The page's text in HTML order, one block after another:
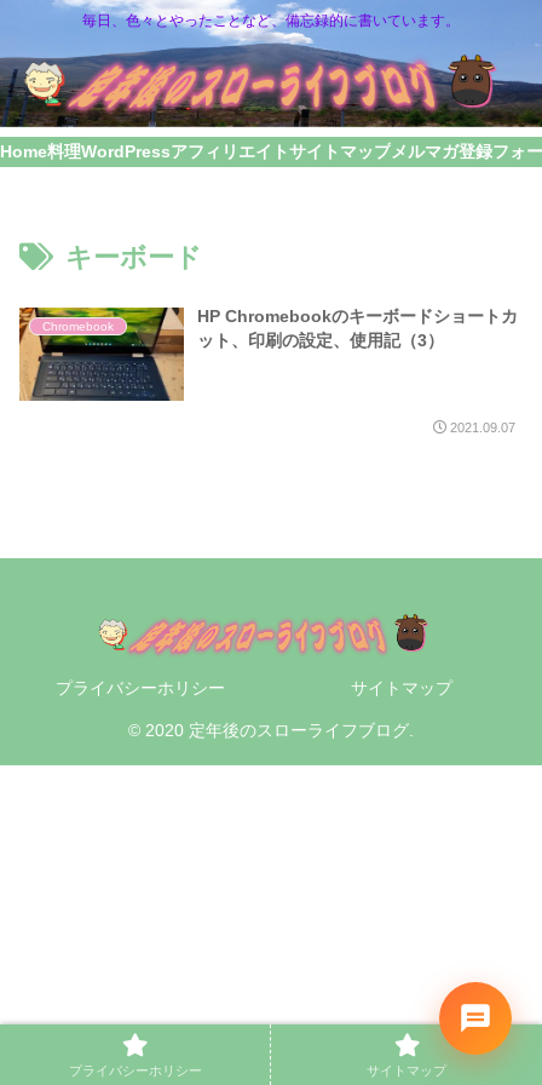
毎日、色々とやったことなど、備忘録的に書いています。
Home料理WordPressアフィリエイトサイトマップメルマガ登録フォ
キーボード
Chromebook
HP Chromebookのキーボードショートカ
ット、印刷の設定、使用記（3）
2021.09.07
プライバシーホリシー サイトマップ
© 2020 定年後のスローライフブログ.
プライバシーホリシー サイトマップ